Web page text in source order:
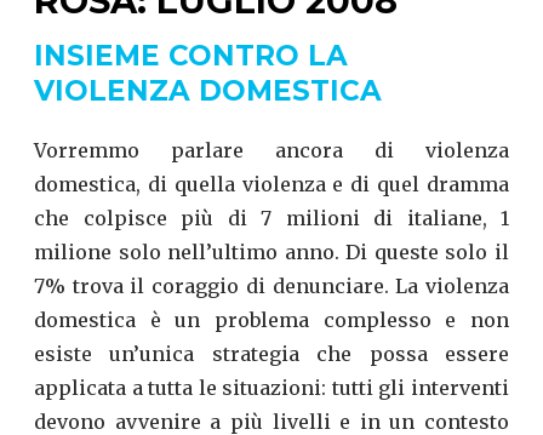
INSIEME CONTRO LA
VIOLENZA DOMESTICA
Vorremmo parlare ancora di violenza
domestica, di quella violenza e di quel dramma
che colpisce più di 7 milioni di italiane, 1
milione solo nell’ultimo anno. Di queste solo il
7% trova il coraggio di denunciare. La violenza
domestica è un problema complesso e non
esiste un’unica strategia che possa essere
applicata a tutta le situazioni: tutti gli interventi
devono avvenire a più livelli e in un contesto